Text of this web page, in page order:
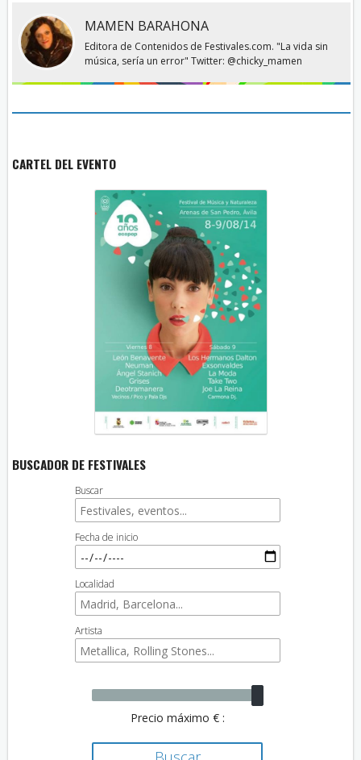
MAMEN BARAHONA
Editora de Contenidos de Festivales.com. "La vida sin
música, sería un error" Twitter: @chicky_mamen
CARTEL DEL EVENTO
BUSCADOR DE FESTIVALES
Buscar
Fecha de inicio
Localidad
Artista
Precio máximo € :